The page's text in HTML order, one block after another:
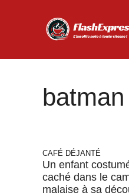
batman
CAFÉ DÉJANTÉ
Un enfant
caché dans le
malaise à sa